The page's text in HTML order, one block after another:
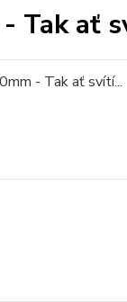
Tak ať